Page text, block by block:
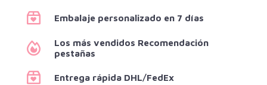
Embalaje personalizado en 7 días
Los más vendidos Recomendación
pestañas
Entrega rápida DHL/FedEx